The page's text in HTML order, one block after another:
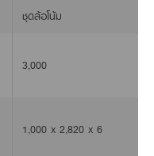
ชุดล้อโน้ม
3,000
1,000 x 2,820 x 6